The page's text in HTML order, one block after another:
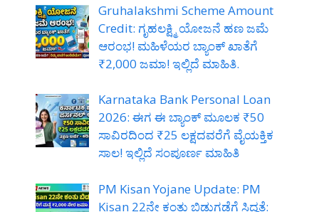
Gruhalakshmi Scheme Amount
Credit: ಗೃಹಲಕ್ಷ್ಮಿ ಯೋಜನೆ ಹಣ ಜಮೆ
ಆರಂಭ! ಮಹಿಳೆಯರ ಬ್ಯಾಂಕ್ ಖಾತೆಗೆ
₹2,000 ಜಮಾ! ಇಲ್ಲಿದೆ ಮಾಹಿತಿ.
Karnataka Bank Personal Loan
2026: ಈಗ ಈ ಬ್ಯಾಂಕ್ ಮೂಲಕ ₹50
ಸಾವಿರದಿಂದ ₹25 ಲಕ್ಷದವರೆಗೆ ವೈಯಕ್ತಿಕ
ಸಾಲ! ಇಲ್ಲಿದೆ ಸಂಪೂರ್ಣ ಮಾಹಿತಿ
PM Kisan Yojane Update: PM
Kisan 22ನೇ ಕಂತು ಬಿಡುಗಡೆಗೆ ಸಿದ್ಧತೆ: